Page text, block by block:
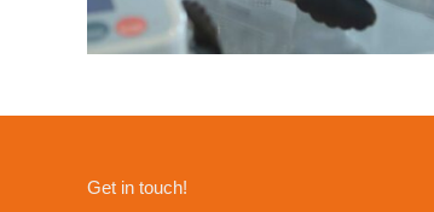
Get in touch!